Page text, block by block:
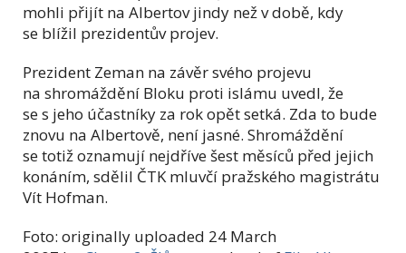
mohli přijít na Albertov jindy než v době, kdy
se blížil prezidentův projev.
Prezident Zeman na závěr svého projevu
na shromáždění Bloku proti islámu uvedl, že
se s jeho účastníky za rok opět setká. Zda to bude
znovu na Albertově, není jasné. Shromáždění
se totiž oznamují nejdříve šest měsíců před jejich
konáním, sdělil ČTK mluvčí pražského magistrátu
Vít Hofman.
Foto: originally uploaded 24 March